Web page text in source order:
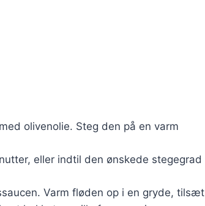
olivenolie. Steg den på en varm
eller indtil den ønskede stegegrad
Varm fløden op i en gryde, tilsæt